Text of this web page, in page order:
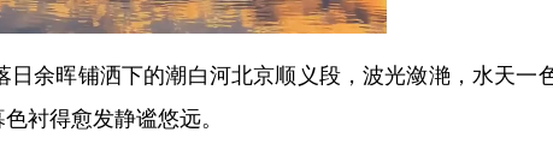
余晖铺洒下的潮白河北京顺义段，波光潋滟，水天一
衬得愈发静谧悠远。